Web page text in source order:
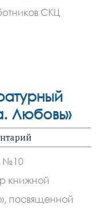
СКЦ
Любовь»
№10
книжной
посвященной